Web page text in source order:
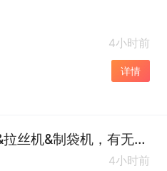
4小时前
详情
普工（圆织机&覆膜机&拉丝机&制袋机，有无经验均可）
4小时前